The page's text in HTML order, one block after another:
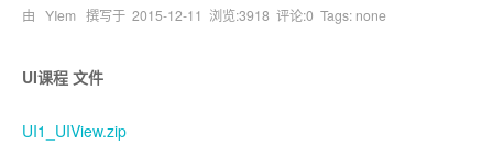
由 YIem 撰写于 2015-12-11 浏览:3918 评论:0 Tags: none
UI课程 文件
UI1_UIView.zip